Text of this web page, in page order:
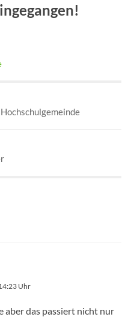
Uhr
aber das passiert nicht nur